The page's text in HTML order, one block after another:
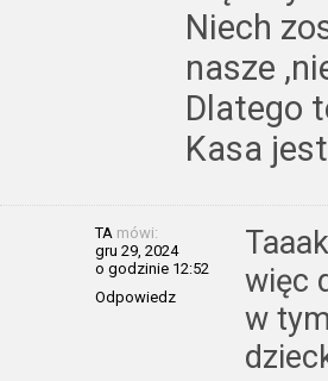
Niech
nasze
Dlatego
Kasa
TA mówi:
gru 29, 2024
o godzinie 12:52
Odpowiedz
więc
w